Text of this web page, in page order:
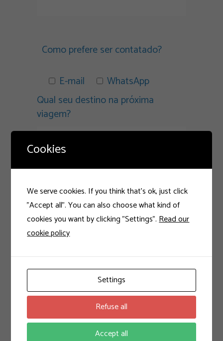
Como prefere ser contatado?
E-mail
WhatsApp
Qual seu destino na próxima
viagem?
Você planeja viajar quando? Quanto
tempo pretende ficar?
Cookies
We serve cookies. If you think that's ok, just click
"Accept all". You can also choose what kind of
cookies you want by clicking "Settings".Read our
cookie policy
Settings
Refuse all
Accept all